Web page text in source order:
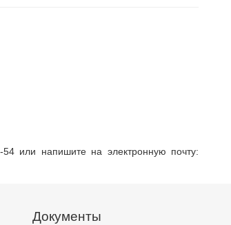
или напишите на электронную почту:
Документы